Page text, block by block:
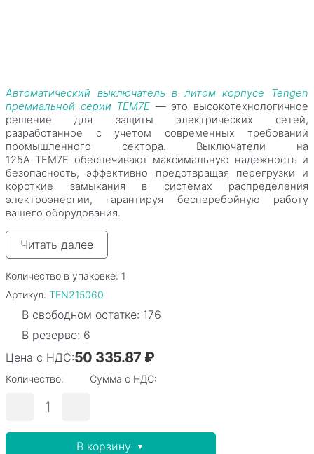
Автоматический выключатель в литом корпусе Tengen
премиальной серии TEM7E — это высокотехнологичное
решение для защиты электрических сетей,
разработанное с учетом современных требований
промышленного сектора. Выключатели на
125ATEM7E обеспечивают максимальную надежность и
безопасность, эффективно предотвращая перегрузки и
короткие замыкания в системах распределения
электроэнергии, гарантируя бесперебойную работу
вашего оборудования.
Читать далее
Количество в упаковке: 1
Артикул: TEN215060
В свободном остатке: 176
В резерве: 6
Цена с НДС:50 335.87 ₽
Количество: Сумма с НДС:
В корзину